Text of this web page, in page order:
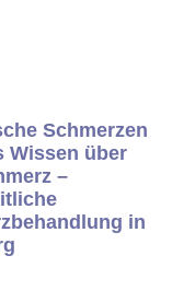
Schmerzen
Wissen über
–
in